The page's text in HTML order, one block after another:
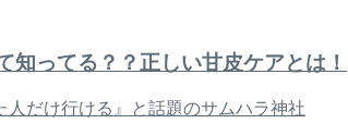
知ってる？？正しい甘皮ケアとは！